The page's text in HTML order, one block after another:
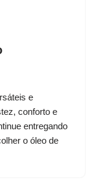
e
conforto e
entregando
o óleo de